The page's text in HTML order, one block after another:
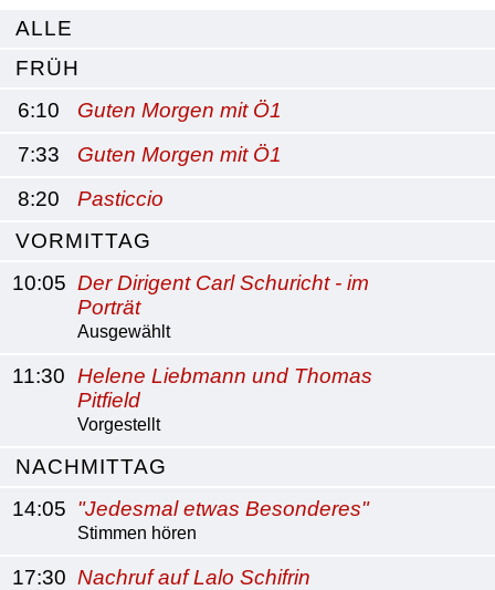
ALLE
FRÜH
6:10
Guten Morgen mit Ö1
7:33
Guten Morgen mit Ö1
8:20
Pasticcio
VORMITTAG
10:05 Der Dirigent Carl Schuricht - im
Porträt
Ausgewählt
11:30 Helene Liebmann und Thomas
Pitfield
Vorgestellt
NACHMITTAG
14:05 "Jedesmal etwas Besonderes"
Stimmen hören
17:30 Nachruf auf Lalo Schifrin